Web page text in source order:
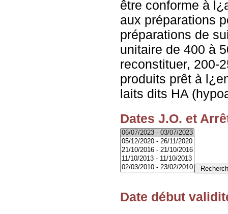
être conforme à
aux préparations
préparations de
unitaire de 400 à
reconstituer, 200-
produits prêt à
laits dits HA
Dates J.O. et
Date début